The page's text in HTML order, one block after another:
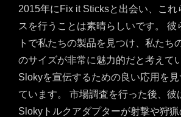
2015年にFix it Sticksと出会い、これ
スを行うことは素晴らしいです。 彼
トで私たちの製品を見つけ、私たち
のサイズが非常に魅力的だと考えて
Slokyを宣伝するための良い応用を
ています。 市場調査を行った後、彼
Slokyトルクアダプターが射撃や狩